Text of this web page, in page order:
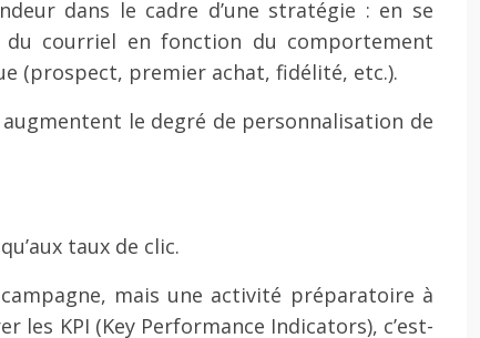
dans le cadre d’une stratégie : en se
du courriel en fonction du comportement
(prospect, premier achat, fidélité, etc.).
le degré de personnalisation de
taux de clic.
mais une activité préparatoire à
les KPI (Key Performance Indicators), c’est-